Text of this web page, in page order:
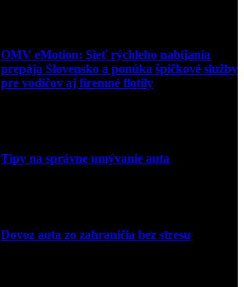
OMV eMotion: Sieť rýchleho nabíjania
prepája Slovensko a ponúka špičkové služby
pre vodičov aj firemné flotily
Tipy na správne umývanie auta
Dovoz auta zo zahraničia bez stresu